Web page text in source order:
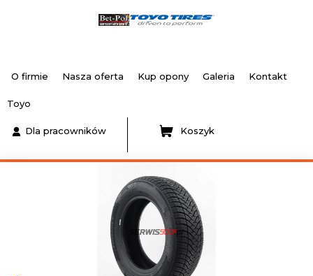
O firmie Nasza oferta Kup opony Galeria Kontakt
Toyo
Dla pracowników Koszyk